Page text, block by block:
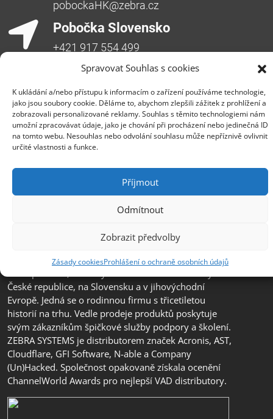
Spravovat Souhlas s cookies
K ukládání a/nebo přístupu k informacím o zařízení používáme technologie,
jako jsou soubory cookie. Děláme to, abychom zlepšili zážitek z prohlížení a
zobrazovali personalizované reklamy. Souhlas s těmito technologiemi nám
umožní zpracovávat údaje, jako je chování při procházení nebo jedinečná ID
na tomto webu. Nesouhlas nebo odvolání souhlasu může nepříznivě ovlivnit
určité vlastnosti a funkce.
Příjmout
Odmítnout
Zobrazit předvolby
Zásady cookiesProhlášení o ochraně osobních údajů
pobockaHK@zebra.cz
Pobočka Slovensko
+421 917 554 499
erik.leo@zebra.cz
Pobočka Adriatic
+385 99 3241 770 (HR) +381 61 6231 777
(SRB)
nebojsa.stankic@zebra.cz
Společnost ZEBRA SYSTEMS, s.r.o. je předním
distributorem s přidanou hodnotou (VAD) v segmentu
České republice, na Slovensku a v jihovýchodní
Evropě. Jedná se o rodinnou firmu s třicetiletou
historií na trhu. Vedle prodeje produktů poskytuje
svým zákazníkům špičkové služby podpory a školení.
ZEBRA SYSTEMS je distributorem značek Acronis, AST,
Cloudflare, GFI Software, N-able a Company
(Un)Hacked. Společnost opakovaně získala ocenění
ChannelWorld Awards pro nejlepší VAD distributory.